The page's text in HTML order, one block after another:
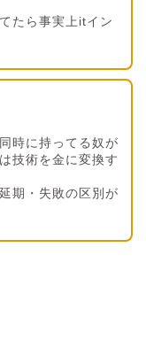
たら事実上itイン
時に持ってる奴が
技術を金に変換す
期・失敗の区別が